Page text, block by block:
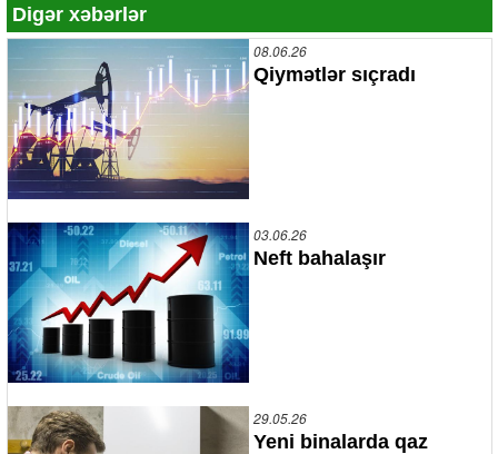
Digər xəbərlər
08.06.26
Qiymətlər sıçradı
03.06.26
Neft bahalaşır
29.05.26
Yeni binalarda qaz